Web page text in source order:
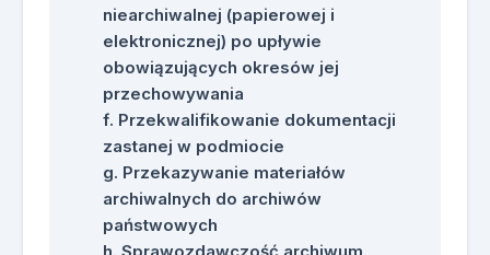
niearchiwalnej (papierowej i
elektronicznej) po upływie
obowiązujących okresów jej
przechowywania
Przekwalifikowanie dokumentacji
zastanej w podmiocie
Przekazywanie materiałów
archiwalnych do archiwów
państwowych